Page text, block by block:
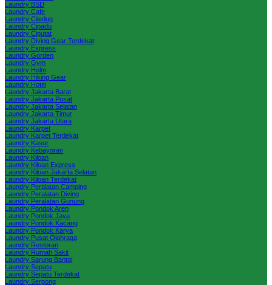
Laundry BSD
Laundry Cafe
Laundry Ciledug
Laundry Cipadu
Laundry Ciputat
Laundry Diving Gear Terdekat
Laundry Express
Laundry Gorden
Laundry Gym
Laundry Helm
Laundry Hiking Gear
Laundry Hotel
Laundry Jakarta Barat
Laundry Jakarta Pusat
Laundry Jakarta Selatan
Laundry Jakarta Timur
Laundry Jakarta Utara
Laundry Karpet
Laundry Karpet Terdekat
Laundry Kasur
Laundry Kebayoran
Laundry Kiloan
Laundry Kiloan Express
Laundry Kiloan Jakarta Selatan
Laundry Kiloan Terdekat
Laundry Peralatan Camping
Laundry Peralatan Diving
Laundry Peralatan Gunung
Laundry Pondok Aren
Laundry Pondok Jaya
Laundry Pondok Kacang
Laundry Pondok Karya
Laundry Pusat Olahraga
Laundry Restoran
Laundry Rumah Sakit
Laundry Sarung Bantal
Laundry Sepatu
Laundry Sepatu Terdekat
Laundry Serpong